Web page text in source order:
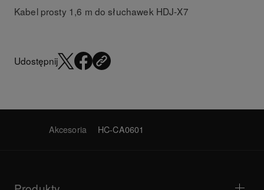
Kabel prosty 1,6 m do słuchawek HDJ-X7
Udostępnij
Akcesoria HC-CA0601